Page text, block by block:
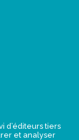
d’éditeurs tiers
et analyser